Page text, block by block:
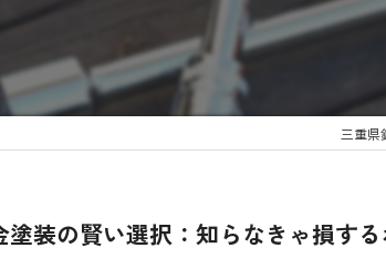
三重県
塗装の賢い選択：知らなきゃ損す